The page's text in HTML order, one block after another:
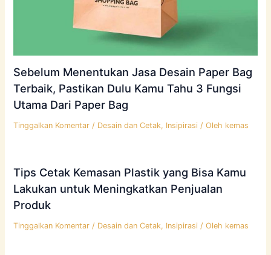
Sebelum Menentukan Jasa Desain Paper Bag
Terbaik, Pastikan Dulu Kamu Tahu 3 Fungsi
Utama Dari Paper Bag
Tinggalkan Komentar / Desain dan Cetak, Insipirasi / Oleh kemas
Tips Cetak Kemasan Plastik yang Bisa Kamu
Lakukan untuk Meningkatkan Penjualan
Produk
Tinggalkan Komentar / Desain dan Cetak, Insipirasi / Oleh kemas